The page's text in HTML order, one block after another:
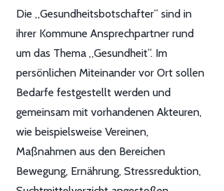
Die „Gesundheitsbotschafter“ sind in
ihrer Kommune Ansprechpartner rund
um das Thema „Gesundheit“. Im
persönlichen Miteinander vor Ort sollen
Bedarfe festgestellt werden und
gemeinsam mit vorhandenen Akteuren,
wie beispielsweise Vereinen,
Maßnahmen aus den Bereichen
Bewegung, Ernährung, Stressreduktion,